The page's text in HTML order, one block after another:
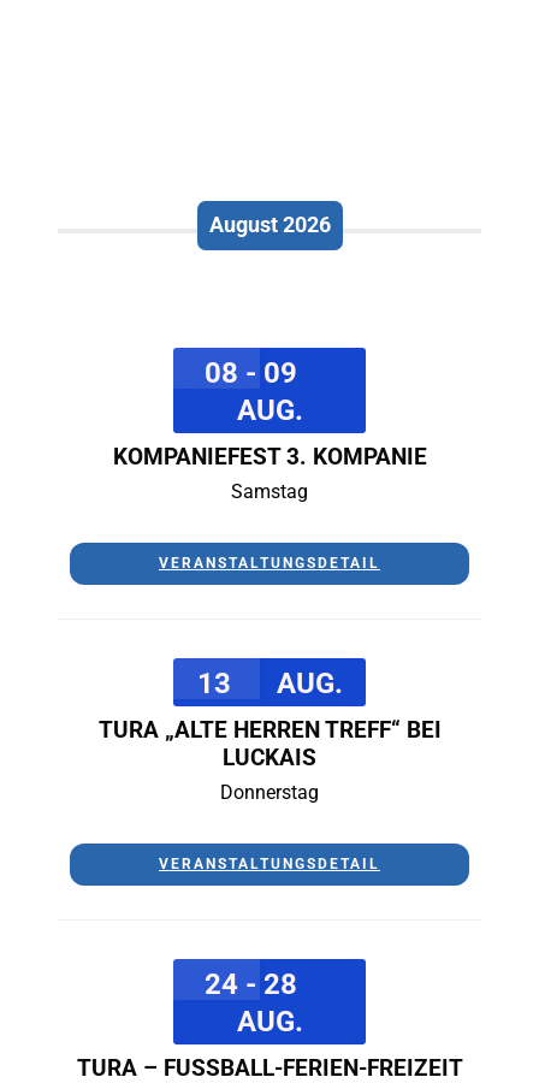
August 2026
08 - 09
AUG.
KOMPANIEFEST 3. KOMPANIE
Samstag
VERANSTALTUNGSDETAIL
13 AUG.
TURA „ALTE HERREN TREFF“ BEI
LUCKAIS
Donnerstag
VERANSTALTUNGSDETAIL
24 - 28
AUG.
TURA – FUSSBALL-FERIEN-FREIZEIT